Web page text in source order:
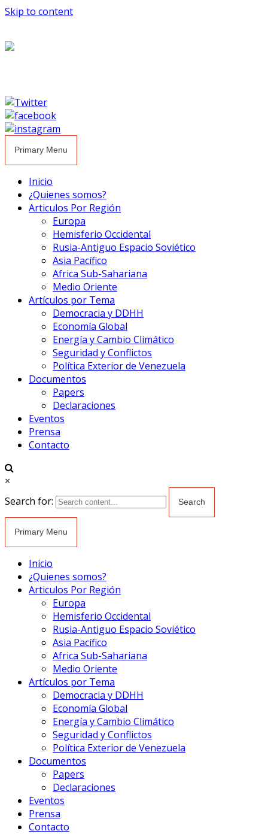
Skip to content
Primary Menu
Inicio
¿Quienes somos?
Articulos Por Región
Europa
Hemisferio Occidental
Rusia-Antiguo Espacio Soviético
Asia Pacífico
Africa Sub-Sahariana
Medio Oriente
Artículos por Tema
Democracia y DDHH
Economía Global
Energía y Cambio Climático
Seguridad y Conflictos
Política Exterior de Venezuela
Documentos
Papers
Declaraciones
Eventos
Prensa
Contacto
×
Search for:
Primary Menu
Inicio
¿Quienes somos?
Articulos Por Región
Europa
Hemisferio Occidental
Rusia-Antiguo Espacio Soviético
Asia Pacífico
Africa Sub-Sahariana
Medio Oriente
Artículos por Tema
Democracia y DDHH
Economía Global
Energía y Cambio Climático
Seguridad y Conflictos
Política Exterior de Venezuela
Documentos
Papers
Declaraciones
Eventos
Prensa
Contacto